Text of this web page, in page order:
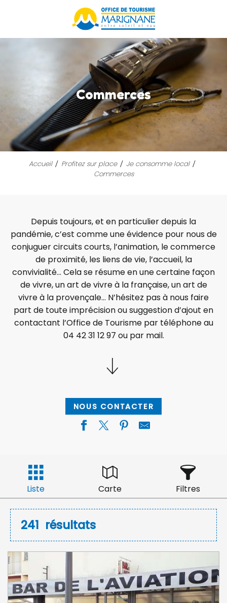
Commerces
Accueil Profitez sur place
Je consomme local
Commerces
Depuis toujours, et en particulier depuis la
pandémie, c’est comme une évidence pour nous de
conjuguer circuits courts, l’animation, le commerce
de proximité, les liens de vie, l’accueil, la
convivialité… Cela se résume en une certaine façon
de vivre, un art de vivre à la française, un art de
vivre à la provençale… N’hésitez pas à nous faire
part de toute imprécision ou suggestion d’ajout en
contactant l’Office de Tourisme par téléphone au
04 42 31 12 97 ou par mail.
NOUS CONTACTER
Liste Carte Filtres
241 résultats